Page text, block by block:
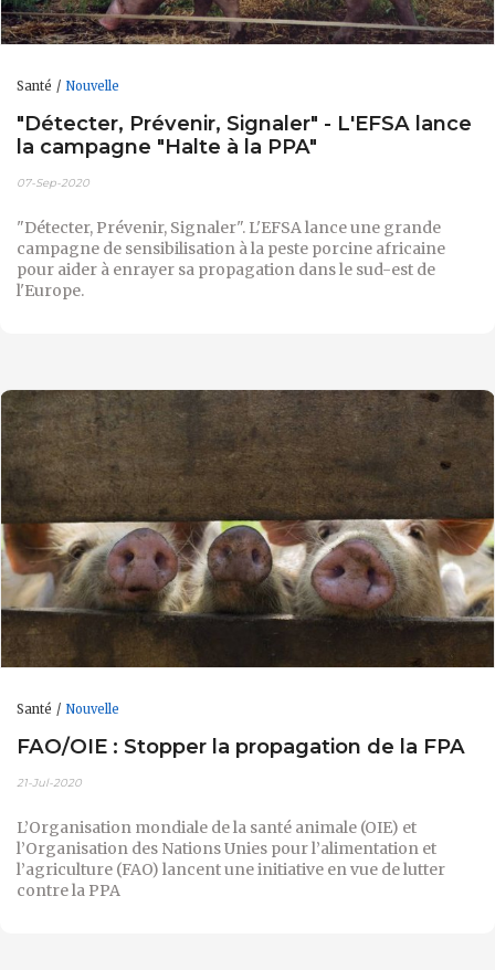
Santé Nouvelle
"Détecter, Prévenir, Signaler" - L'EFSA lance
la campagne "Halte à la PPA"
07-Sep-2020
"Détecter, Prévenir, Signaler". L'EFSA lance une grande
campagne de sensibilisation à la peste porcine africaine
pour aider à enrayer sa propagation dans le sud-est de
l'Europe.
Santé Nouvelle
FAO/OIE : Stopper la propagation de la FPA
21-Jul-2020
L’Organisation mondiale de la santé animale (OIE) et
l’Organisation des Nations Unies pour l’alimentation et
l’agriculture (FAO) lancent une initiative en vue de lutter
contre la PPA